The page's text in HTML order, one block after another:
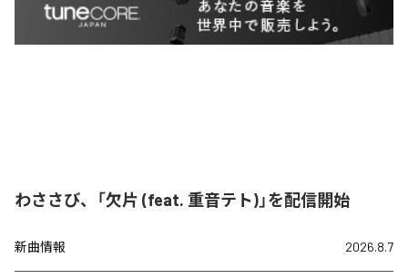
わささび、「欠片 (feat. 重音テト)」を配信開始
新曲情報 2026.8.7